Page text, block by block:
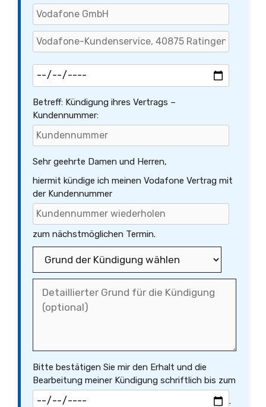
Betreff: Kündigung ihres Vertrags –
Kundennummer:
Sehr geehrte Damen und Herren,
hiermit kündige ich meinen Vodafone Vertrag mit
der Kundennummer
zum nächstmöglichen Termin.
Bitte bestätigen Sie mir den Erhalt und die
Bearbeitung meiner Kündigung schriftlich bis zum
.